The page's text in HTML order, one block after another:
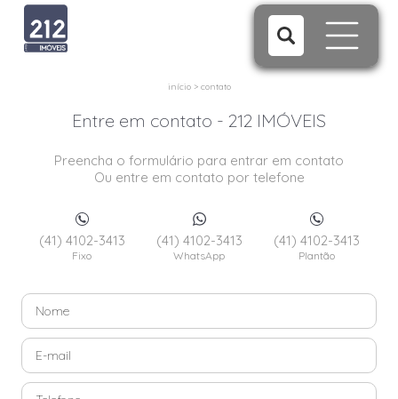
início> contato
Entre em contato - 212 IMÓVEIS
Preencha o formulário para entrar em contato
Ou entre em contato por telefone
(41) 4102-3413
Fixo
(41) 4102-3413
WhatsApp
(41) 4102-3413
Plantão